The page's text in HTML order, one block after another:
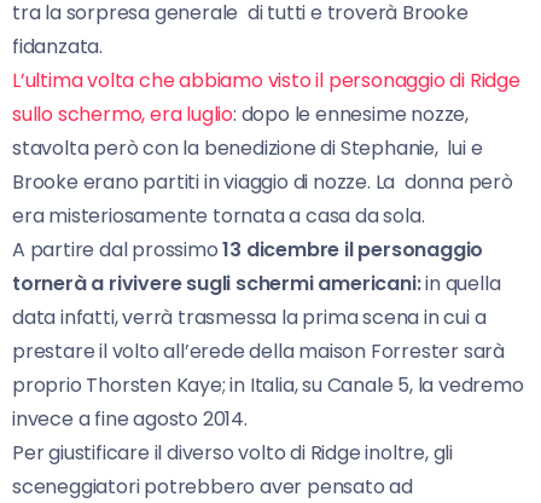
tra la sorpresa generale di tutti e troverà Brooke
fidanzata.
L’ultima volta che abbiamo visto il personaggio di Ridge
sullo schermo, era luglio: dopo le ennesime nozze,
stavolta però con la benedizione di Stephanie, lui e
Brooke erano partiti in viaggio di nozze. La donna però
era misteriosamente tornata a casa da sola.
A partire dal prossimo13 dicembre il personaggio
tornerà a rivivere sugli schermi americani:in quella
data infatti, verrà trasmessa la prima scena in cui a
prestare il volto all’erede della maison Forrester sarà
proprio Thorsten Kaye; in Italia, su Canale 5, la vedremo
invece a fine agosto 2014.
Per giustificare il diverso volto di Ridge inoltre, gli
sceneggiatori potrebbero aver pensato ad